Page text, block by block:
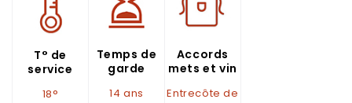
T° de
service
18°
Temps de
garde
14 ans
Accords
mets et vin
Entrecôte de